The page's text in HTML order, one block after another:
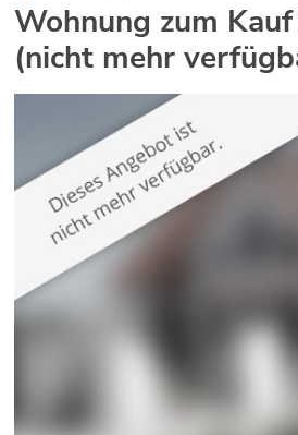
Wohnung zum
(nicht mehr